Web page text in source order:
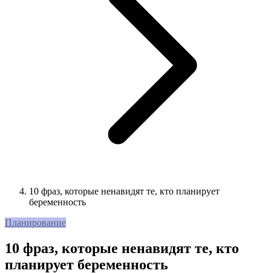
10 фраз, которые ненавидят те, кто планирует
беременность
Планирование
10 фраз, которые ненавидят те, кто
планирует беременность